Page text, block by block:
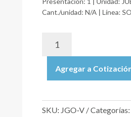
Cant./unidad: N/A | Línea:
JUEGO
DE
PARA
Agregar a
SKU: JGO-V Categorías: